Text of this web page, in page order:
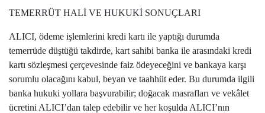
TEMERRÜT HALİ VE HUKUKİ SONUÇLARI
ALICI, ödeme işlemlerini kredi kartı ile yaptığı durumda
temerrüde düştüğü takdirde, kart sahibi banka ile arasındaki kredi
kartı sözleşmesi çerçevesinde faiz ödeyeceğini ve bankaya karşı
sorumlu olacağını kabul, beyan ve taahhüt eder. Bu durumda ilgili
banka hukuki yollara başvurabilir; doğacak masrafları ve vekâlet
ücretini ALICI’dan talep edebilir ve her koşulda ALICI’nın